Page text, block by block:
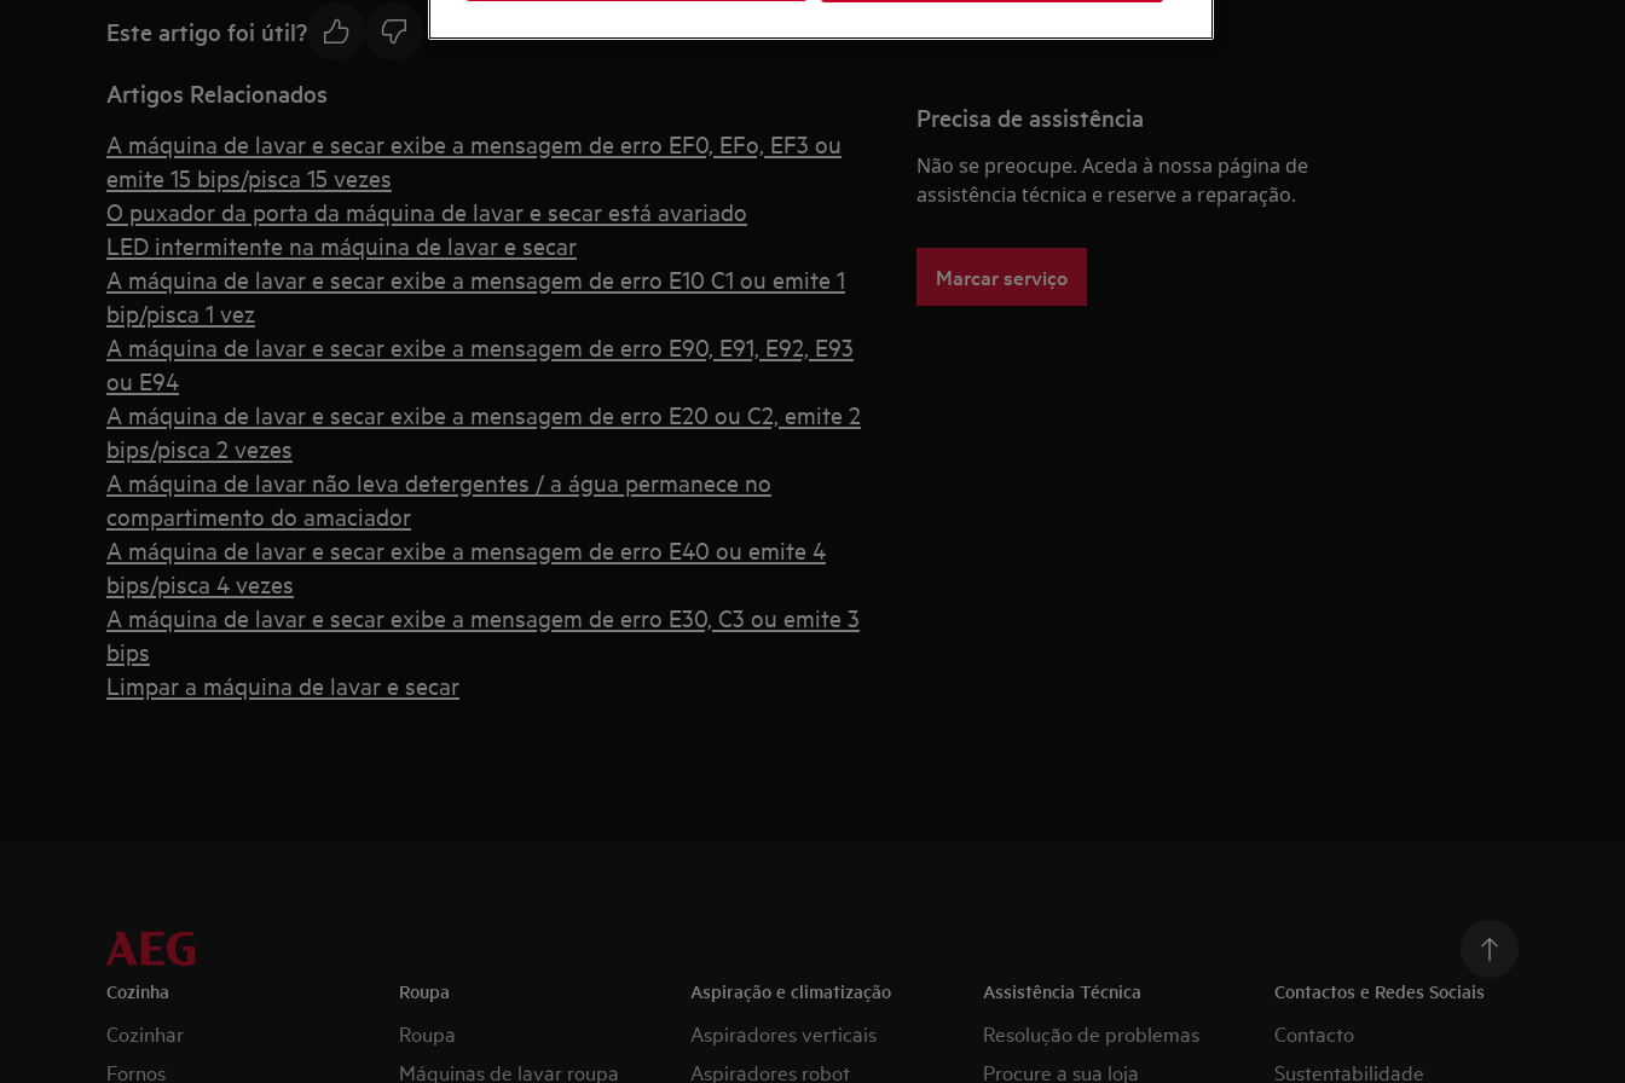
Este artigo foi útil?
Artigos Relacionados
A máquina de lavar e secar exibe a mensagem de erro EF0, EFo, EF3 ou
emite 15 bips/pisca 15 vezes
O puxador da porta da máquina de lavar e secar está avariado
LED intermitente na máquina de lavar e secar
A máquina de lavar e secar exibe a mensagem de erro E10 C1 ou emite 1
bip/pisca 1 vez
A máquina de lavar e secar exibe a mensagem de erro E90, E91, E92, E93
ou E94
A máquina de lavar e secar exibe a mensagem de erro E20 ou C2, emite 2
bips/pisca 2 vezes
A máquina de lavar não leva detergentes / a água permanece no
compartimento do amaciador
A máquina de lavar e secar exibe a mensagem de erro E40 ou emite 4
bips/pisca 4 vezes
A máquina de lavar e secar exibe a mensagem de erro E30, C3 ou emite 3
bips
Limpar a máquina de lavar e secar
Precisa de assistência
Não se preocupe. Aceda à nossa página de
assistência técnica e reserve a reparação.
Marcar serviço
Cozinha
Cozinhar
Fornos
Roupa
Roupa
Máquinas de lavar roupa
Aspiração e climatização
Aspiradores verticais
Aspiradores robot
Assistência Técnica
Resolução de problemas
Procure a sua loja
Contactos e Redes Sociais
Contacto
Sustentabilidade